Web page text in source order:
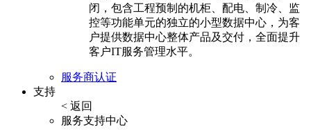
闭，包含工程预制的机柜、配电、制冷、监
控等功能单元的独立的小型数据中心，为客
户提供数据中心整体产品及交付，全面提升
客户IT服务管理水平。
服务商认证
支持
< 返回
服务支持中心